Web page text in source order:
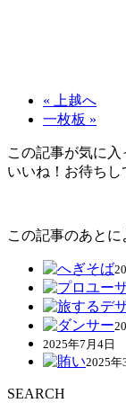
« 上越へ
一枚板 »
この記事が気に入
いいね！お待ちし
この記事のあと
2025年7月4日
2025年
SEARCH